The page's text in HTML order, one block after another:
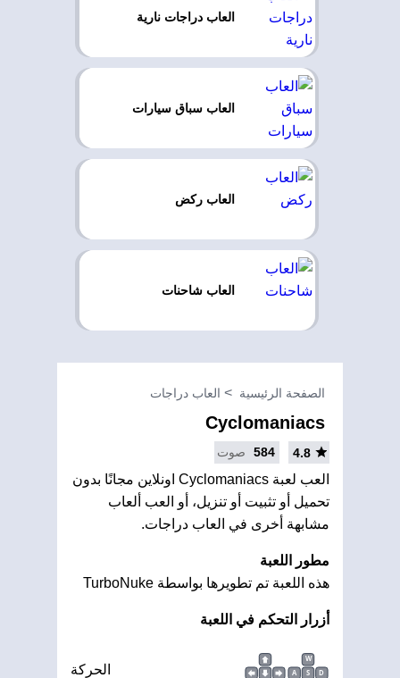
العاب دراجات نارية
العاب سباق سيارات
العاب ركض
العاب شاحنات
الصفحة الرئيسية العاب دراجات
Cyclomaniacs
4.8
584 صوت
العب لعبة Cyclomaniacs اونلاين مجانًا بدون
تحميل أو تثبيت أو تنزيل، أو العب ألعاب
مشابهة أخرى في العاب دراجات.
مطور اللعبة
هذه اللعبة تم تطويرها بواسطة TurboNuke
أزرار التحكم في اللعبة
W
A
S D الحركة